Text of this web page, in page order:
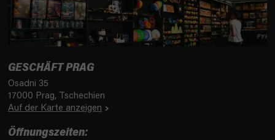
GESCHÄFT PRAG
Osadni 35
17000 Prag, Tschechien
Auf der Karte anzeigen
Öffnungszeiten: